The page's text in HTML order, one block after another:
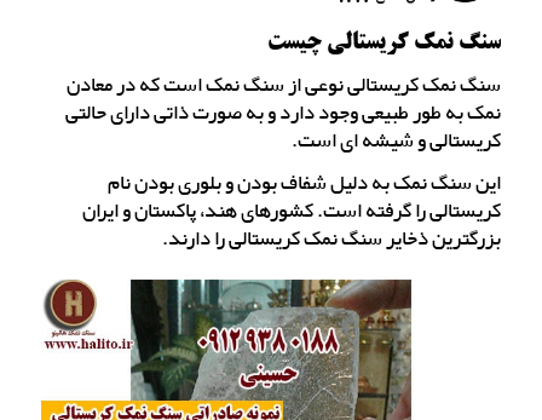
سنگ نمک کریستالی چیست
سنگ نمک کریستالی نوعی از سنگ نمک است که در معادن
نمک به طور طبیعی وجود دارد و به صورت ذاتی دارای حالتی
کریستالی و شیشه ای است.
این سنگ نمک به دلیل شفاف بودن و بلوری بودن نام
کریستالی را گرفته است. کشورهای هند، پاکستان و ایران
بزرگترین ذخایر سنگ نمک کریستالی را دارند.